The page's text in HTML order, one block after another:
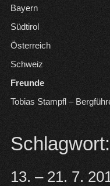
Bayern
Südtirol
Österreich
Schweiz
Freunde
Tobias Stampfl –
Schlagwort:
13. – 21. 7.